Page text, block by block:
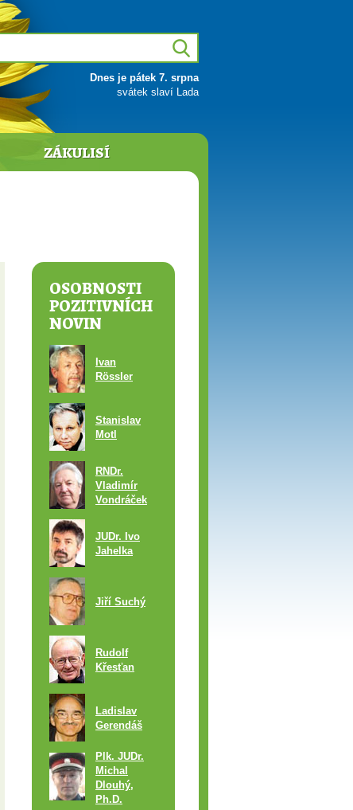
Dnes je pátek 7. srpna
svátek slaví Lada
ZÁKULISÍ
OSOBNOSTI
POZITIVNÍCH
NOVIN
Ivan
Rössler
Stanislav
Motl
RNDr.
Vladimír
Vondráček
JUDr. Ivo
Jahelka
Jiří Suchý
Rudolf
Křesťan
Ladislav
Gerendáš
Plk. JUDr.
Michal
Dlouhý,
Ph.D.